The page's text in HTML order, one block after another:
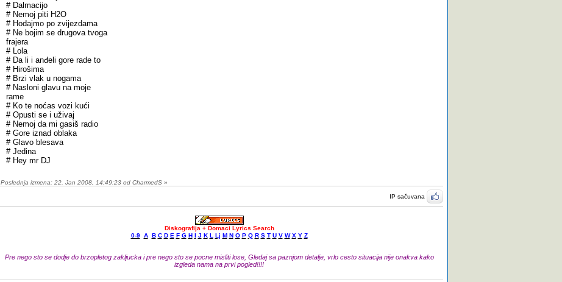
# Dalmacijo
# Nemoj piti H2O
# Hodajmo po zvijezdama
# Ne bojim se drugova tvoga
frajera
# Lola
# Da li i anđeli gore rade to
# Hirošima
# Brzi vlak u nogama
# Nasloni glavu na moje
rame
# Ko te noćas vozi kući
# Opusti se i uživaj
# Nemoj da mi gasiš radio
# Gore iznad oblaka
# Glavo blesava
# Jedina
# Hey mr DJ
Poslednja izmena: 22. Jan 2008, 14:49:23 od CharmedS »
IP sačuvana
Diskografija + Domaci Lyrics Search
0-9 A B C D E F G H I J K L Lj M N O P Q R S T U V W X Y Z
Pre nego sto se dodje do brzopletog zakljucka i pre nego sto se pocne misliti lose, Gledaj sa paznjom detalje, vrlo cesto situacija nije onakva kako
izgleda nama na prvi pogled!!!!